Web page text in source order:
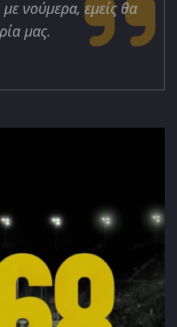
νούμερα, εμείς θα
μας.